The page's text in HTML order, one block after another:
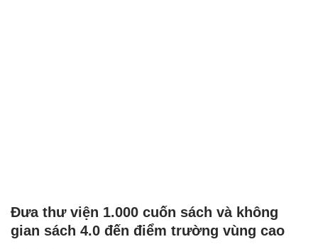
Đưa thư viện 1.000 cuốn sách và không
gian sách 4.0 đến điểm trường vùng cao